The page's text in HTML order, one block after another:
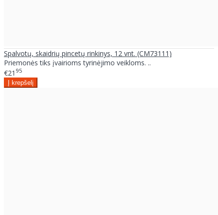
Spalvotų, skaidrių pincetų rinkinys, 12 vnt. (CM73111)
Priemonės tiks įvairioms tyrinėjimo veikloms. ..
€21 95